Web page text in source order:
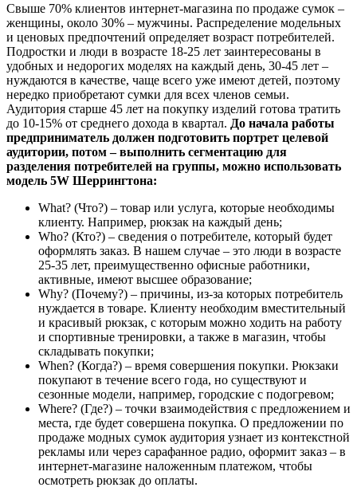
Свыше 70% клиентов интернет-магазина по продаже сумок –
женщины, около 30% – мужчины. Распределение модельных
и ценовых предпочтений определяет возраст потребителей.
Подростки и люди в возрасте 18-25 лет заинтересованы в
удобных и недорогих моделях на каждый день, 30-45 лет –
нуждаются в качестве, чаще всего уже имеют детей, поэтому
нередко приобретают сумки для всех членов семьи.
Аудитория старше 45 лет на покупку изделий готова тратить
до 10-15% от среднего дохода в квартал. До начала работы
предприниматель должен подготовить портрет целевой
аудитории, потом – выполнить сегментацию для
разделения потребителей на группы, можно использовать
модель 5W Шеррингтона:
What? (Что?) – товар или услуга, которые необходимы
клиенту. Например, рюкзак на каждый день;
Who? (Кто?) – сведения о потребителе, который будет
оформлять заказ. В нашем случае – это люди в возрасте
25-35 лет, преимущественно офисные работники,
активные, имеют высшее образование;
Why? (Почему?) – причины, из-за которых потребитель
нуждается в товаре. Клиенту необходим вместительный
и красивый рюкзак, с которым можно ходить на работу
и спортивные тренировки, а также в магазин, чтобы
складывать покупки;
When? (Когда?) – время совершения покупки. Рюкзаки
покупают в течение всего года, но существуют и
сезонные модели, например, городские с подогревом;
Where? (Где?) – точки взаимодействия с предложением и
места, где будет совершена покупка. О предложении по
продаже модных сумок аудитория узнает из контекстной
рекламы или через сарафанное радио, оформит заказ – в
интернет-магазине наложенным платежом, чтобы
осмотреть рюкзак до оплаты.